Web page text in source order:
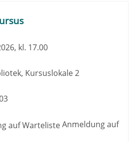
kl. 17.00
Kursuslokale 2
Anmeldung auf